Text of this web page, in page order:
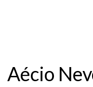
Aécio